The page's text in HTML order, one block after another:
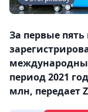
За первые
период 2021
млн, передает